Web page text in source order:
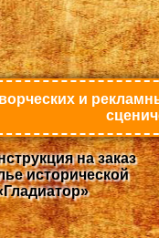
и
на заказ
исторической